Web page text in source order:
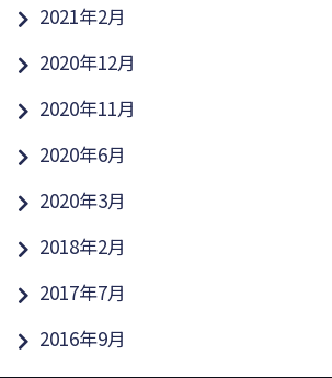
2021年2月
2020年12月
2020年11月
2020年6月
2020年3月
2018年2月
2017年7月
2016年9月